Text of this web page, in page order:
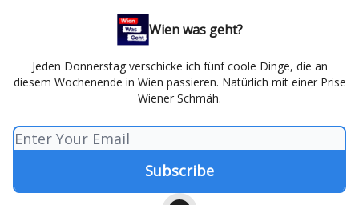
Wien was geht?
Jeden Donnerstag verschicke ich fünf coole Dinge, die an
diesem Wochenende in Wien passieren. Natürlich mit einer Prise
Wiener Schmäh.